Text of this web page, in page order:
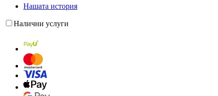
Нашата история
Налични услуги